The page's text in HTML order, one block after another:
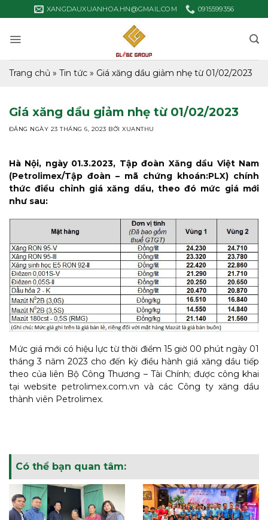
qua
dung
XANGDAUXUANHOA.HN@GMAIL.COM 0915599356
Trang chủ » Tin tức » Giá xăng dầu giảm nhẹ từ 01/02/2023
Giá xăng dầu giảm nhẹ từ 01/02/2023
ĐĂNG NGÀY 23 THÁNG 6, 2023 BỞIXUANTHU
Hà Nội, ngày 01.3.2023, Tập đoàn Xăng dầu Việt Nam
(Petrolimex/Tập đoàn – mã chứng khoán:PLX) chính
thức điều chỉnh giá xăng dầu, theo đó mức giá mới
như sau:
Mức giá mới có hiệu lực từ thời điểm 15 giờ 00 phút ngày 01
tháng 3 năm 2023 cho đến kỳ điều hành giá xăng dầu tiếp
theo của liên Bộ Công Thương – Tài Chính; được công khai
tại website petrolimex.com.vn và các Công ty xăng dầu
thành viên Petrolimex.
Có thể bạn quan tâm: